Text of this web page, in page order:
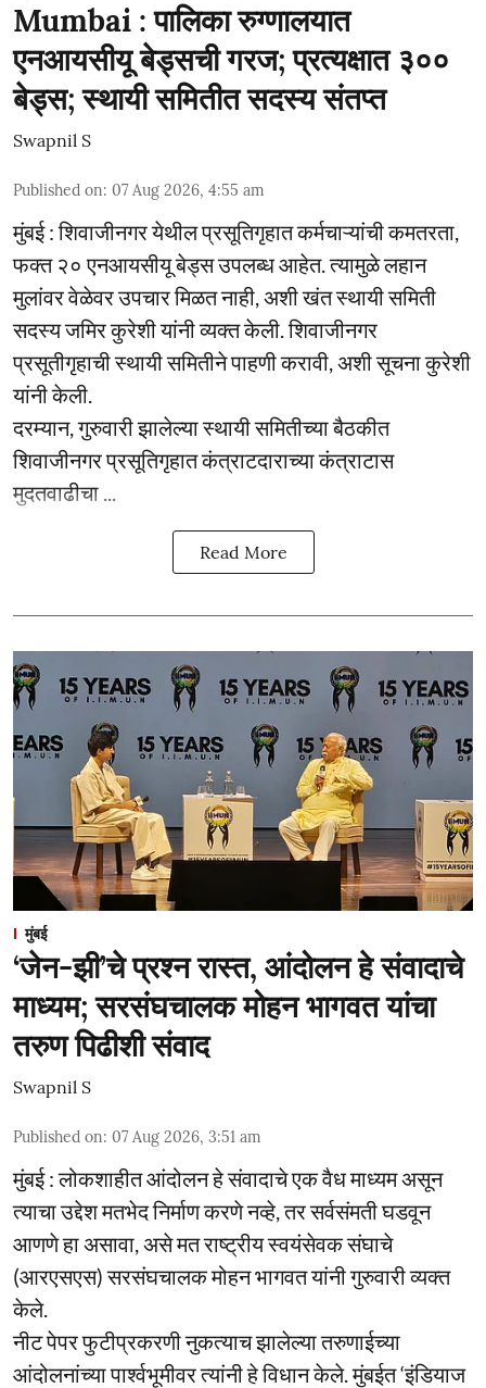
Mumbai : पालिका रुग्णालयात
एनआयसीयू बेड्सची गरज; प्रत्यक्षात ३००
बेड्स; स्थायी समितीत सदस्य संतप्त
Swapnil S
Published on: 07 Aug 2026, 4:55 am
मुंबई : शिवाजीनगर येथील प्रसूतिगृहात कर्मचाऱ्यांची कमतरता,
फक्त २० एनआयसीयू बेड्स उपलब्ध आहेत. त्यामुळे लहान
मुलांवर वेळेवर उपचार मिळत नाही, अशी खंत स्थायी समिती
सदस्य जमिर कुरेशी यांनी व्यक्त केली. शिवाजीनगर
प्रसूतीगृहाची स्थायी समितीने पाहणी करावी, अशी सूचना कुरेशी
यांनी केली.
दरम्यान, गुरुवारी झालेल्या स्थायी समितीच्या बैठकीत
शिवाजीनगर प्रसूतिगृहात कंत्राटदाराच्या कंत्राटास
मुदतवाढीचा ...
Read More
मुंबई
‘जेन-झी’चे प्रश्न रास्त, आंदोलन हे संवादाचे
माध्यम; सरसंघचालक मोहन भागवत यांचा
तरुण पिढीशी संवाद
Swapnil S
Published on: 07 Aug 2026, 3:51 am
मुंबई : लोकशाहीत आंदोलन हे संवादाचे एक वैध माध्यम असून
त्याचा उद्देश मतभेद निर्माण करणे नव्हे, तर सर्वसंमती घडवून
आणणे हा असावा, असे मत राष्ट्रीय स्वयंसेवक संघाचे
(आरएसएस) सरसंघचालक मोहन भागवत यांनी गुरुवारी व्यक्त
केले.
नीट पेपर फुटीप्रकरणी नुकत्याच झालेल्या तरुणाईच्या
आंदोलनांच्या पार्श्वभूमीवर त्यांनी हे विधान केले. मुंबईत ‘इंडियाज